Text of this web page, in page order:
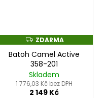
Z
D
A
R
M
A
ZDARMA
Batoh Camel Active
358-201
Skladem
1 776,03 Kč bez DPH
2 149 Kč